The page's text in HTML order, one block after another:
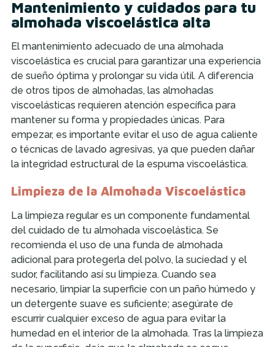
Mantenimiento y cuidados para tu
almohada viscoelástica alta
El mantenimiento adecuado de una almohada
viscoelástica es crucial para garantizar una experiencia
de sueño óptima y prolongar su vida útil. A diferencia
de otros tipos de almohadas, las almohadas
viscoelásticas requieren atención específica para
mantener su forma y propiedades únicas. Para
empezar, es importante evitar el uso de agua caliente
o técnicas de lavado agresivas, ya que pueden dañar
la integridad estructural de la espuma viscoelástica.
Limpieza de la Almohada Viscoelástica
La limpieza regular es un componente fundamental
del cuidado de tu almohada viscoelástica. Se
recomienda el uso de una funda de almohada
adicional para protegerla del polvo, la suciedad y el
sudor, facilitando así su limpieza. Cuando sea
necesario, limpiar la superficie con un paño húmedo y
un detergente suave es suficiente; asegúrate de
escurrir cualquier exceso de agua para evitar la
humedad en el interior de la almohada. Tras la limpieza